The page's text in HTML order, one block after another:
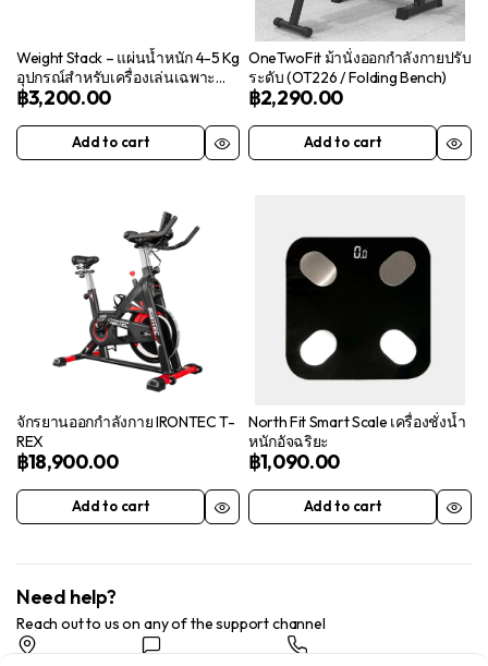
Weight Stack – แผ่นน้ำหนัก 4-5 Kg
อุปกรณ์สำหรับเครื่องเล่นเฉพาะ
ส่วน
฿3,200.00
Add to cart
OneTwoFit ม้านั่งออกกำลังกายปรับ
ระดับ (OT226 / Folding Bench)
฿2,290.00
Add to cart
จักรยานออกกำลังกาย IRONTEC T-
REX
฿18,900.00
Add to cart
North Fit Smart Scale เครื่องชั่งน้ำ
หนักอัจฉริยะ
฿1,090.00
Add to cart
Need help?
Reach out to us on any of the support channel